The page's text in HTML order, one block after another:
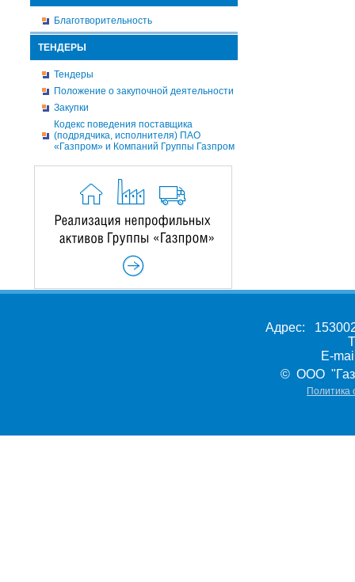
Благотворительность
ТЕНДЕРЫ
Тендеры
Положение о закупочной деятельности
Закупки
Кодекс поведения поставщика
(подрядчика, исполнителя) ПАО
«Газпром» и Компаний Группы Газпром
Адрес:
E-
© ООО
Политика